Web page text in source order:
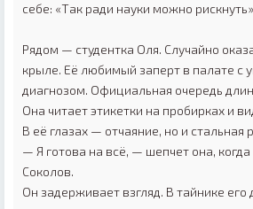
себе: «Так ради науки можно
Рядом — студентка Оля. Случайно
крыле. Её любимый заперт в палате
диагнозом. Официальная очередь
Она читает этикетки на пробирках и
В её глазах — отчаяние, но и стальная
— Я готова на всё, — шепчет она,
Соколов.
Он задерживает взгляд. В тайнике его